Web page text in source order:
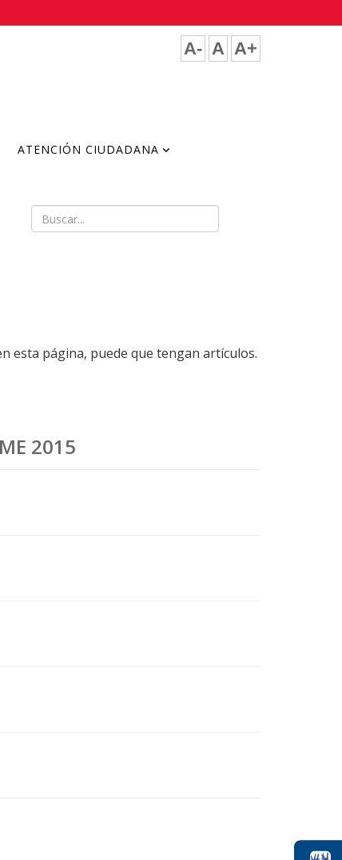
A- A A+
ATENCIÓN CIUDADANA
esta página, puede que tengan artículos.
2015